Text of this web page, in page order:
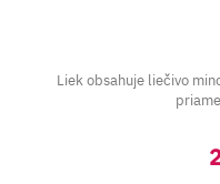
Liek obsahuje liečivo